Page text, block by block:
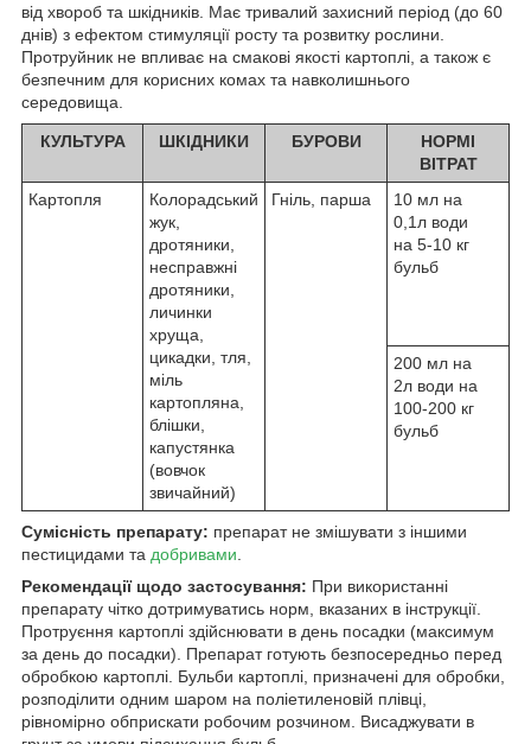
від хвороб та шкідників. Має тривалий захисний період (до 60
днів) з ефектом стимуляції росту та розвитку рослини.
Протруйник не впливає на смакові якості картоплі, а також є
безпечним для корисних комах та навколишнього
середовища.
КУЛЬТУРА ШКІДНИКИ БУРОВИ
НОРМІ
ВІТРАТ
Картопля
Колорадський
жук,
дротяники,
несправжні
дротяники,
личинки
хруща,
цикадки, тля,
міль
картопляна,
блішки,
капустянка
(вовчок
звичайний)
Гніль, парша
10 мл на
0,1л води
на 5-10 кг
бульб
200 мл на
2л води на
100-200 кг
бульб
Сумісність препарату: препарат не змішувати з іншими
пестицидами та добривами
Рекомендації щодо застосування: При використанні
препарату чітко дотримуватись норм, вказаних в інструкції.
Протруєння картоплі здійснювати в день посадки (максимум
за день до посадки). Препарат готують безпосередньо перед
обробкою картоплі. Бульби картоплі, призначені для обробки,
розподілити одним шаром на поліетиленовій плівці,
рівномірно обприскати робочим розчином. Висаджувати в